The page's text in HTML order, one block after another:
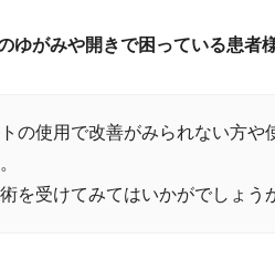
ゆがみや開きで困っている患者
の使用で改善がみられない方や
を受けてみてはいかがでしょう